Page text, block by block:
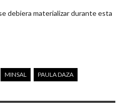
debiera materializar durante esta
MINSAL PAULA DAZA